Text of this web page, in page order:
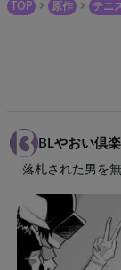
TOP 原作 テニ
BLやおい倶
落札された男を